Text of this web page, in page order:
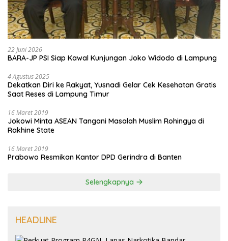
22 Juni 2026
BARA-JP PSI Siap Kawal Kunjungan Joko Widodo di Lampung
4 Agustus 2025
Dekatkan Diri ke Rakyat, Yusnadi Gelar Cek Kesehatan Gratis
Saat Reses di Lampung Timur
16 Maret 2019
Jokowi Minta ASEAN Tangani Masalah Muslim Rohingya di
Rakhine State
16 Maret 2019
Prabowo Resmikan Kantor DPD Gerindra di Banten
Selengkapnya
HEADLINE